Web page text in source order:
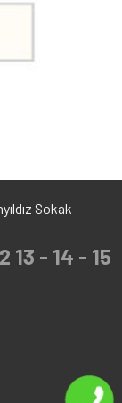
Sokak
13 - 14 - 15